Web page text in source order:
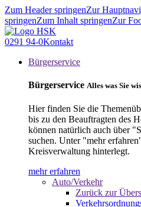
Zum Header springenZur
springenZum Inhalt springenZur
0291 94-0Kontakt
Bürgerservice
Bürgerservice Alles was Sie
Hier finden Sie die
bis zu den Beauftragten des
können natürlich auch über
suchen. Unter "mehr
Kreisverwaltung hinterlegt.
mehr erfahren
Auto/Verkehr
Zurück zur